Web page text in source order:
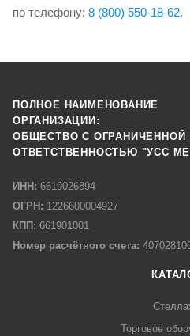
по телефону: 8 (800) 550-18-62.
ПОЛНОЕ НАИМЕНОВАНИЕ
ОРГАНИЗАЦИИ:
ОБЩЕСТВО С ОГРАНИЧЕННОЙ
ОТВЕТСТВЕННОСТЬЮ "УСС
ИНН: 6619026894
ОГРН: 1226600004927
КПП: 661901001
Номер расчётного счета:
Торговое